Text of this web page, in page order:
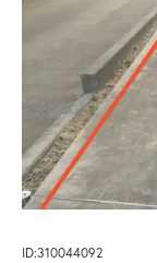
ID:310044092